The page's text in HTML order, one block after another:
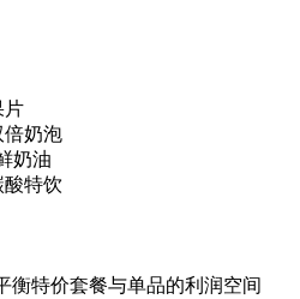
片
倍奶泡
奶油
酸特饮
衡特价套餐与单品的利润空间